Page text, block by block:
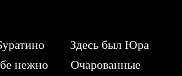
Здесь был Юра
нежно
Очарованные